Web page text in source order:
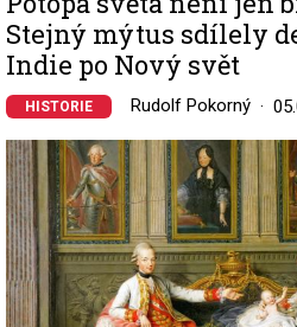
Stejný mýtus sdílely
Indie po Nový svět
HISTORIE Rudolf Pokorný
Image